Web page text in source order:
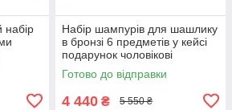
набір
Набір шампурів для шашлику
в бронзі 6 предметів у кейсі
подарунок чоловікові
Готово до відправки
4 440 ₴ 5 550 ₴